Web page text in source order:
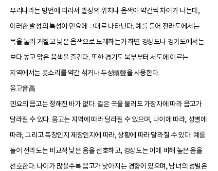
우리나라는 방언에 따라서 발성의 위치나 음색이 약간씩 차이가 나는데,
이러한 발성의 특성이 민요에 그대로 나타난다. 예를 들어 전라도에서는
목을 눌러 거칠고 낮은 음색으로 노래하는가 하면 경상도나 경기도에서는
보다 높고 맑은 음색을 즐긴다. 또한 경기도 북부부터 서도에 이르는
지역에서는 콧소리를 약간 섞거나 두성頭聲을 사용한다.
음고音高
민요의 음고는 정해진 바가 없다. 같은 곡을 불러도 가창자에 따라 음고가
달라질 수 있다. 음고는 지역에 따라 달라질 수 있으며, 나이에 따라, 성별에
따라, 그리고 독창인지 제창인지에 따라, 상황에 따라 달라질 수 있다. 예를
들어 전라도는 비교적 낮은 음을 선호하고, 경상도는 이에 비해 높은 음을
선호한다. 나이가 많을수록 음고가 낮아지는 경향이 있으며, 남녀의 성별은